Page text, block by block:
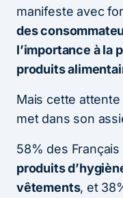
manifeste avec
des
l’importance à la
produits
Mais cette attente
met dans son
58% des
produits
vêtements, et